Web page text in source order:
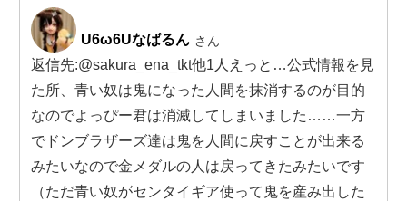
U6ω6Uなばるん さん
返信先:@sakura_ena_tkt他1人えっと…公式情報を見
た所、青い奴は鬼になった人間を抹消するのが目的
なのでよっぴー君は消滅してしまいました……一方
でドンブラザーズ達は鬼を人間に戻すことが出来る
みたいなので金メダルの人は戻ってきたみたいです
（ただ青い奴がセンタイギア使って鬼を産み出した